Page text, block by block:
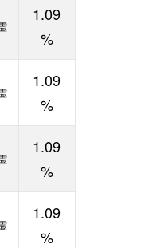
1.09
%
1.09
%
1.09
%
1.09
%